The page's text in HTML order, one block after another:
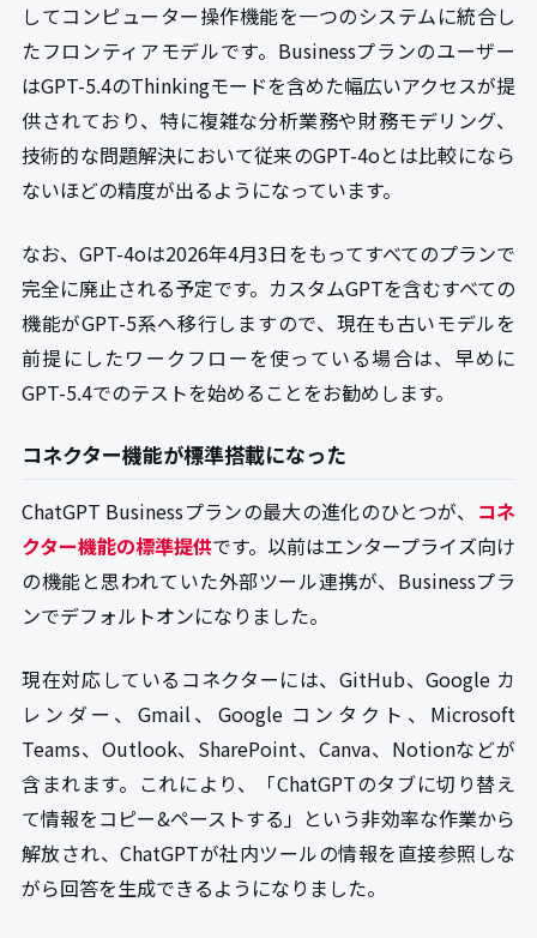
してコンピューター操作機能を一つのシステムに統合し
たフロンティアモデルです。Businessプランのユーザー
はGPT-5.4のThinkingモードを含めた幅広いアクセスが提
供されており、特に複雑な分析業務や財務モデリング、
技術的な問題解決において従来のGPT-4oとは比較になら
ないほどの精度が出るようになっています。
なお、GPT-4oは2026年4月3日をもってすべてのプランで
完全に廃止される予定です。カスタムGPTを含むすべての
機能がGPT-5系へ移行しますので、現在も古いモデルを
前提にしたワークフローを使っている場合は、早めに
GPT-5.4でのテストを始めることをお勧めします。
コネクター機能が標準搭載になった
ChatGPT Businessプランの最大の進化のひとつが、 コネ
クター機能の標準提供です。以前はエンタープライズ向け
の機能と思われていた外部ツール連携が、Businessプラ
ンでデフォルトオンになりました。
現在対応しているコネクターには、GitHub、Google カ
レンダー、Gmail、Google コンタクト、Microsoft
Teams、Outlook、SharePoint、Canva、Notionなどが
含まれます。これにより、「ChatGPTのタブに切り替え
て情報をコピー&ペーストする」という非効率な作業から
解放され、ChatGPTが社内ツールの情報を直接参照しな
がら回答を生成できるようになりました。